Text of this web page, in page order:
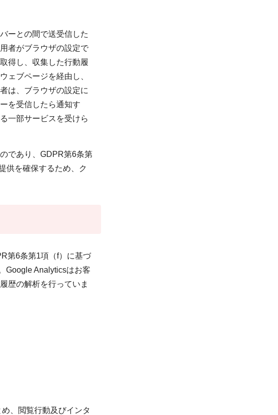
ーとの間で送受信した
者がブラウザの設定で
得し、収集した行動履
ェブページを経由し、
は、ブラウザの設定に
を受信したら通知す
一部サービスを受けら
であり、GDPR第6条第
供を確保するため、ク
第6条第1項（f）に基づ
Google Analyticsはお客
歴の解析を行っていま
、閲覧行動及びインタ